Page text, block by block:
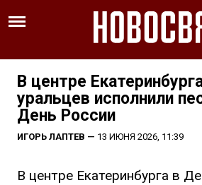
В центре
уральцев исполнили
День России
ИГОРЬ ЛАПТЕВ — 13 ИЮНЯ 2026, 11:39
В центре Екатеринбурга в